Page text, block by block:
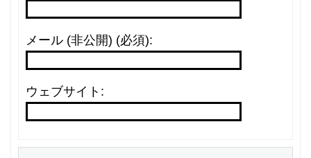
メール (非公開) (必須):
ウェブサイト: